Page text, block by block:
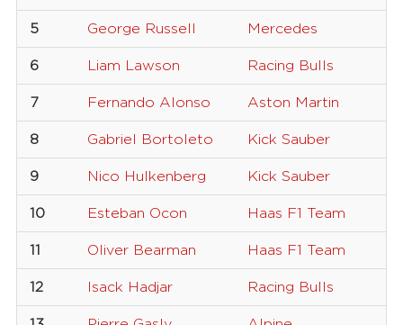
5 George Russell Mercedes
6 Liam Lawson Racing Bulls
7 Fernando Alonso Aston Martin
8 Gabriel Bortoleto Kick Sauber
9 Nico Hulkenberg Kick Sauber
10 Esteban Ocon Haas F1 Team
11 Oliver Bearman Haas F1 Team
12 Isack Hadjar Racing Bulls